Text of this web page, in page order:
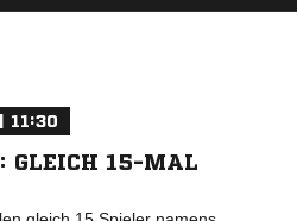
11:30
GLEICH 15-MAL